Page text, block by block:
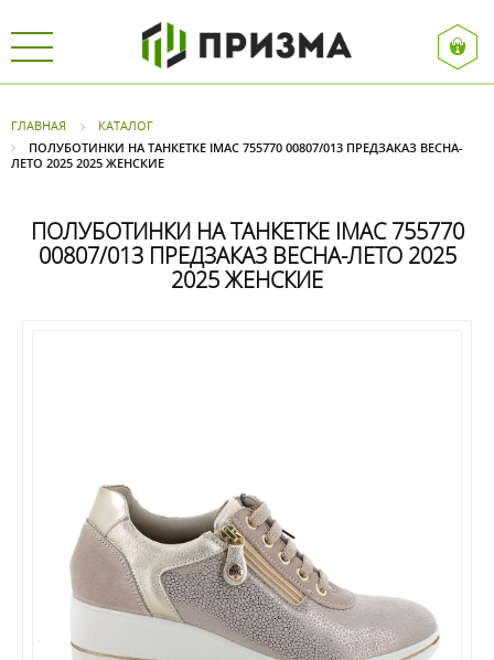
ГЛАВНАЯ
КАТАЛОГ
ПОЛУБОТИНКИ НА ТАНКЕТКЕ IMAC 755770 00807/013 ПРЕДЗАКАЗ ВЕСНА-
ЛЕТО 2025 2025 ЖЕНСКИЕ
ПОЛУБОТИНКИ НА ТАНКЕТКЕ IMAC 755770
00807/013 ПРЕДЗАКАЗ ВЕСНА-ЛЕТО 2025
2025 ЖЕНСКИЕ